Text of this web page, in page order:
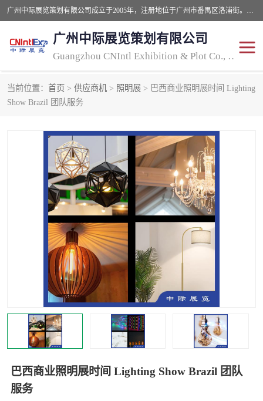
广州中际展览策划有限公司成立于2005年，注册地位于广州市番禺区洛浦街。经营范围包括会议及展览服务，大型活动组织策划服务，展台设计服务，广告业等；主要从事国外广告、标识、印花、LED、照明、光电、灯光、音响、视听、电子展览会等，展位预定-展品运输-签证-行程安排-补贴一站式服务。
广州中际展览策划有限公司
Guangzhou CNIntl Exhibition & Plot Co., Ltd.
当前位置： 首页 > 供应商机 > 照明展 > 巴西商业照明展时间 Lighting
Show Brazil 团队服务
巴西商业照明展时间 Lighting Show Brazil 团队
服务
2025年国外照明展
照明展 展品运输
视听-灯光音响展
2025年国外广告标识展 2025年国内中国香港照明
展